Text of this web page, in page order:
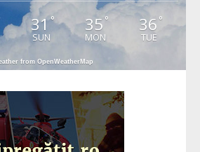
31°
SUN
35 °
MON
36 °
TUE
from OpenWeatherMap